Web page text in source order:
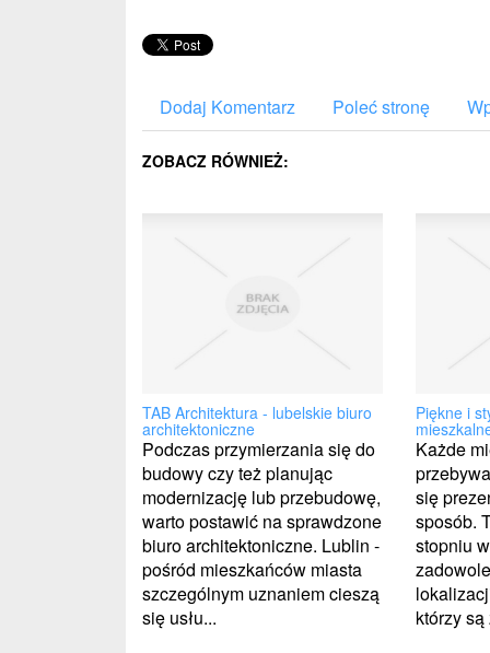
Dodaj Komentarz Poleć stronę
ZOBACZ RÓWNIEŻ:
TAB Architektura - lubelskie biuro
architektoniczne
Podczas przymierzania się do
budowy czy też planując
modernizację lub przebudowę,
warto postawić na sprawdzone
biuro architektoniczne. Lublin -
pośród mieszkańców miasta
szczególnym uznaniem cieszą
się usłu...
Piękne i
Każde
się
sposób.
stopniu
którzy są